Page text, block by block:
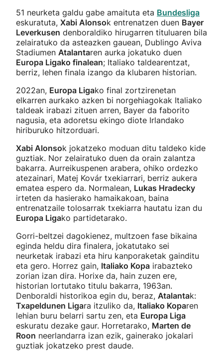
51 neurketa galdu gabe amaituta eta Bundesliga
eskuratuta, Xabi Alonsok entrenatzen duen Bayer
Leverkusen denboraldiko hirugarren tituluaren bila
zelairatuko da asteazken gauean, Dublingo Aviva
Stadiumen Atalantaren aurka jokatuko duen
Europa Ligako finalean; Italiako taldearentzat,
berriz, lehen finala izango da klubaren historian.
2022an, Europa Ligako final zortzirenetan
elkarren aurkako azken bi norgehiagokak Italiako
taldeak irabazi zituen arren, Bayer da faborito
nagusia, eta adoretsu ekingo diote Irlandako
hiriburuko hitzorduari.
Xabi Alonsok jokatzeko moduan ditu taldeko kide
guztiak. Nor zelairatuko duen da orain zalantza
bakarra. Aurreikuspenen arabera, ohiko ordezko
atezainari, Matej Kovár txekiarrari, berriz aukera
ematea espero da. Normalean, Lukas Hradecky
irteten da hasierako hamaikakoan, baina
entrenatzaile tolosarrak txekiarra hautatu izan du
Europa Ligako partidetarako.
Gorri-beltzei dagokienez, multzoen fase bikaina
eginda heldu dira finalera, jokatutako sei
neurketak irabazi eta hiru kanporaketak gainditu
eta gero. Horrez gain, Italiako Kopa irabazteko
zorian izan dira. Horixe da, hain zuzen ere,
historian lortutako titulu bakarra, 1963an.
Denboraldi historikoa egin du, beraz, Atalantak:
Txapeldunen Ligara itzuliko da, Italiako Koparen
lehian buru belarri sartu zen, eta Europa Liga
eskuratu dezake gaur. Horretarako, Marten de
Roon neerlandarra izan ezik, gainerako jokalari
guztiak jokatzeko prest daude.